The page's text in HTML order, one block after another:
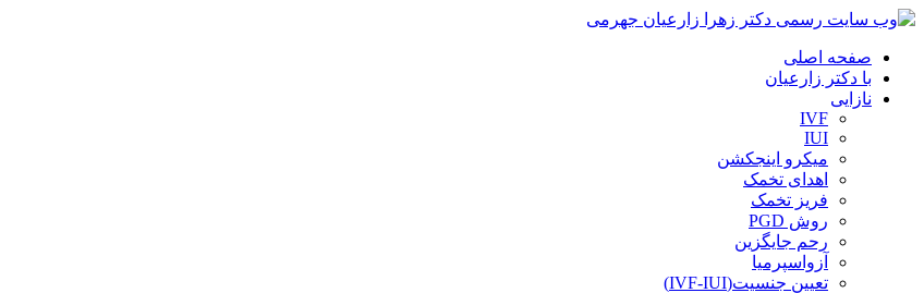
صفحه اصلی
با دکتر زارعیان
نازایی
IVF
IUI
میکرو اینجکشن
اهدای تخمک
فریز تخمک
روش PGD
رحم جایگزین
آزواسپرمیا
تعیین جنسیت(IVF-IUI)